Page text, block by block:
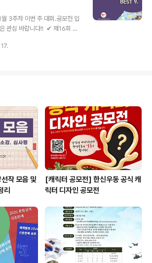
국제영재음악콩쿠르 ✔ 2024
숏츠멘터리 공모전 '왜 친환경
용은 콘테스트코리아 홈페이지
니다~​ 콘테스트, 공모전, 대외
은 @콘테스트코리아!!
월 3주차 이번 주 대회.공모전 입
관심 바랍니다!! ​ ​✔ 제16회 서
콩쿠르 ✔ 2023 경기도 ‘숨멎
여기 어때? 마이캠퍼스 동아리
해운대역과 함께한 시간 사진
정환 문학 공모전 ​ ​ ​ 자세한 내용
지에서 확인하시면 도움이 됩니
외..
작 모음 및
리
[캐릭터 공모전] 한신우동 공식 캐
릭터 디자인 공모전